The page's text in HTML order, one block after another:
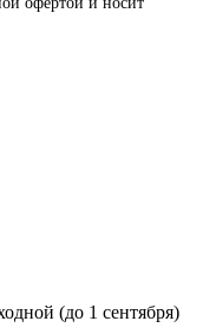
(до 1 сентября)